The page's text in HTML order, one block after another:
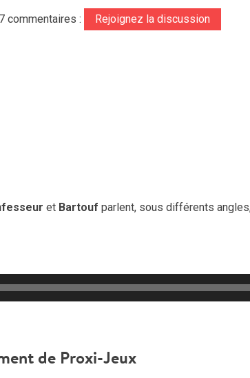
commentaires : Rejoignez la discussion
et Bartouf parlent, sous différents
de Proxi-Jeux